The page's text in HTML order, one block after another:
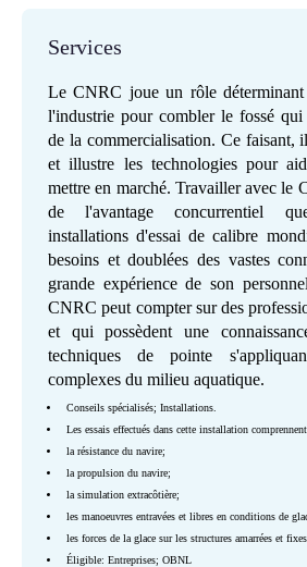
Services
Le CNRC joue un rôle déterminant
l'industrie pour combler le fossé qui
de la commercialisation. Ce faisant,
et illustre les technologies pour
mettre en marché. Travailler avec le
de l'avantage concurrentiel
installations d'essai de calibre
besoins et doublées des vastes
grande expérience de son
CNRC peut compter sur des
et qui possèdent une
techniques de pointe
complexes du milieu aquatique.
Conseils spécialisés; Installations.
Les essais effectués dans cette installation
la résistance du navire;
la propulsion du navire;
la simulation extracôtière;
les manoeuvres entravées et libres en conditions de
les forces de la glace sur les structures amarrées et fixes.
Éligible: Entreprises; OBNL